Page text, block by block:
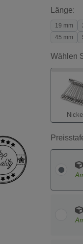
Länge:
19 mm
45 mm
Wählen
Nickel